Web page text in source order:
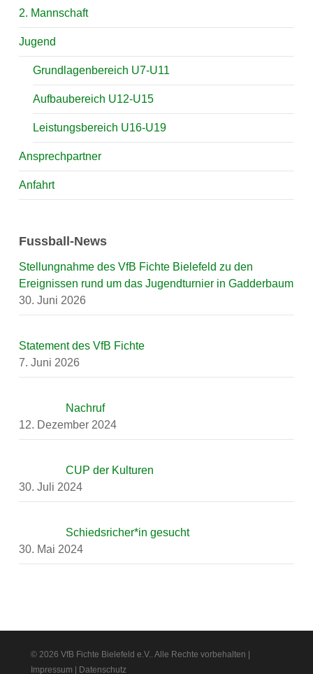
2. Mannschaft
Jugend
Grundlagenbereich U7-U11
Aufbaubereich U12-U15
Leistungsbereich U16-U19
Ansprechpartner
Anfahrt
Fussball-News
Stellungnahme des VfB Fichte Bielefeld zu den
Ereignissen rund um das Jugendturnier in Gadderbaum
30. Juni 2026
Statement des VfB Fichte
7. Juni 2026
Nachruf
12. Dezember 2024
CUP der Kulturen
30. Juli 2024
Schiedsricher*in gesucht
30. Mai 2024
© 2026 VfB Fichte Bielefeld e.V.. Alle Rechte vorbehalten |
Impressum | Datenschutz